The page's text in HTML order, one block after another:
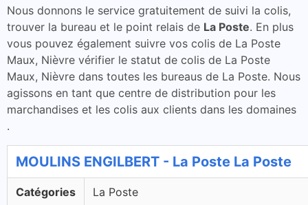
Nous donnons le service gratuitement de suivi la colis,
trouver la bureau et le point relais de La Poste. En plus
vous pouvez également suivre vos colis de La Poste
Maux, Nièvre vérifier le statut de colis de La Poste
Maux, Nièvre dans toutes les bureaus de La Poste. Nous
agissons en tant que centre de distribution pour les
marchandises et les colis aux clients dans les domaines
.
MOULINS ENGILBERT - La Poste La Poste
Catégories La Poste